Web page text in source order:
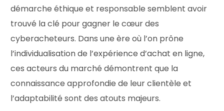
démarche éthique et responsable semblent avoir
trouvé la clé pour gagner le cœur des
cyberacheteurs. Dans une ère où l’on prône
l’individualisation de l’expérience d’achat en ligne,
ces acteurs du marché démontrent que la
connaissance approfondie de leur clientèle et
l’adaptabilité sont des atouts majeurs.